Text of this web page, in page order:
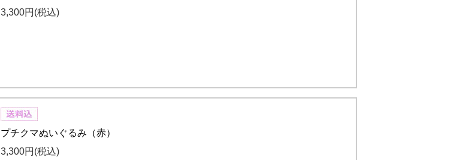
3,300円 (税込)
プチクマぬいぐるみ（赤）
3,300円 (税込)